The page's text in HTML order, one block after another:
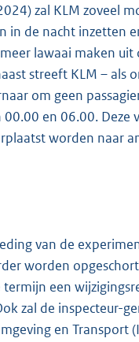
zal KLM zoveel
in de nacht inzetten
lawaai maken uit
streeft KLM – als
om geen
00.00 en 06.00. Deze
worden naar
van de
worden
een
zal de inspecteur-
en Transport